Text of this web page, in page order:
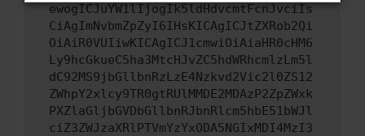
ewogICJuYW1lIjogIk5ldHdvcmtFcnJvciIs
CiAgImNvbmZpZyI6IHsKICAgICJtZXRob2Qi
OiAiR0VUIiwKICAgICJ1cmwiOiAiaHR0cHM6
Ly9hcGkueC5ha3MtcHJvZC5hdWRhcmlzLm5l
dC92MS9jbGllbnRzLzE4Nzkvd2Vic2l0ZS12
ZWhpY2xlcy9TR0gtRUlMMDE2MDAzP2ZpZWxk
PXZlaGljbGVDbGllbnRJbnRlcm5hbE51bWJl
ciZ3ZWJzaXRlPTVmYzYxODA5NGIxMDI4MzI3